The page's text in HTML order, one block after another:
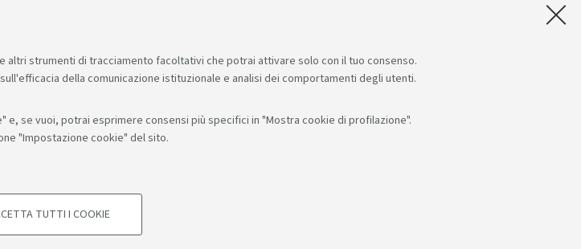
strumenti di tracciamento facoltativi che potrai attivare solo con il tuo consenso.
della comunicazione istituzionale e analisi dei comportamenti degli utenti.
se vuoi, potrai esprimere consensi più specifici in "Mostra cookie di profilazione".
"Impostazione cookie" del sito.
COOKIE TECNICI - NECESSARI
TUTTI I COOKIE
40126 Bologna - PI: 01131710376 - CF: 80007010376